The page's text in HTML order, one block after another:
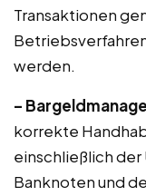
Transaktionen
werden.
–
korrekte
einschließlich
Banknoten und